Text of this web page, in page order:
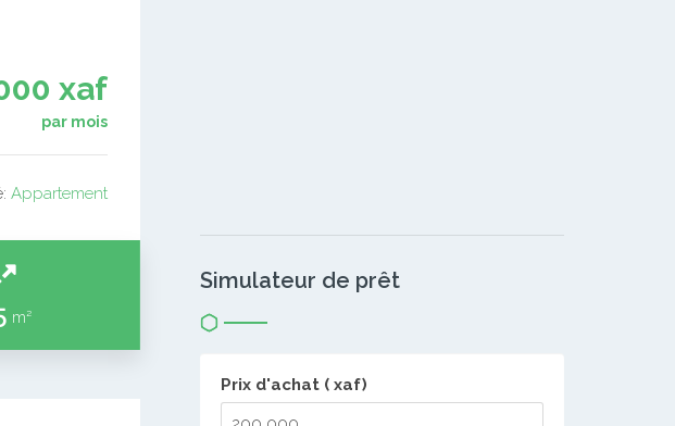
xaf
par mois
Appartement
m²
Simulateur de prêt
Prix d'achat ( xaf)